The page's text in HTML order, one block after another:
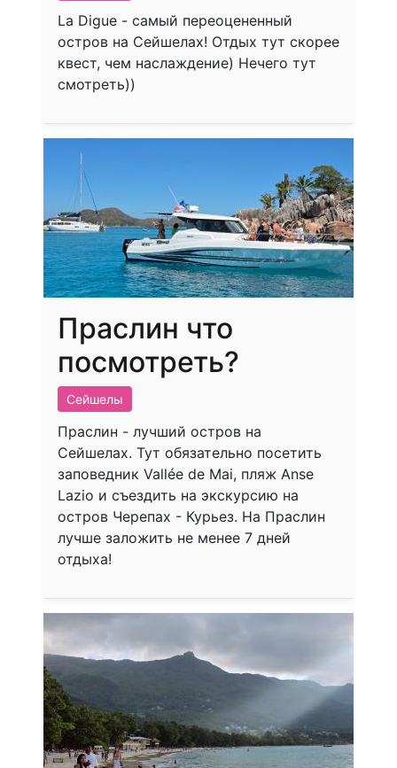
La Digue - самый переоцененный
остров на Сейшелах! Отдых тут скорее
квест, чем наслаждение) Нечего тут
смотреть))
Праслин что
посмотреть?
Сейшелы
Праслин - лучший остров на
Сейшелах. Тут обязательно посетить
заповедник Vallée de Mai, пляж Anse
Lazio и съездить на экскурсию на
остров Черепах - Курьез. На Праслин
лучше заложить не менее 7 дней
отдыха!